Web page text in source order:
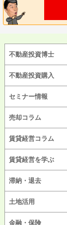
不動産投資博士
不動産投資購入
セミナー情報
売却コラム
賃貸経営コラム
賃貸経営を学ぶ
滞納・退去
土地活用
金融・保険